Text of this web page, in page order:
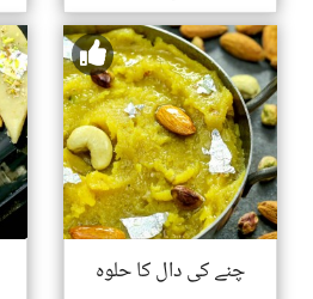
چنے کی دال کا حلوہ